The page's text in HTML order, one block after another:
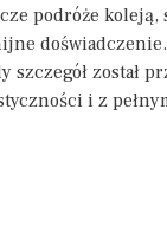
podróże koleją,
doświadczenie.
szczegół został
i z